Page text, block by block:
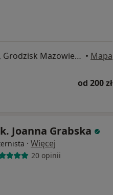
Warszawska 2H/41, Grodzisk Mazowiecki • Mapa
od 200 zł
Joanna Grabska
· Więcej
20 opinii